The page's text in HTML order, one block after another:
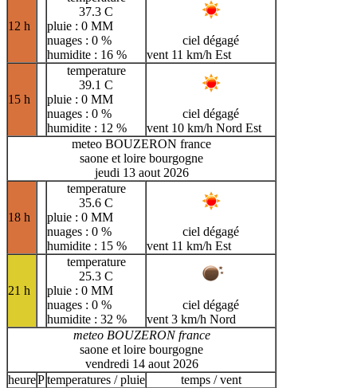
12 h
37.3 C
pluie : 0 MM
nuages : 0 %
humidite : 16 %
ciel dégagé
vent 11 km/h Est
15 h
temperature
39.1 C
pluie : 0 MM
nuages : 0 %
humidite : 12 %
ciel dégagé
vent 10 km/h Nord Est
meteo BOUZERON france
saone et loire bourgogne
jeudi 13 aout 2026
18 h
temperature
35.6 C
pluie : 0 MM
nuages : 0 %
humidite : 15 %
ciel dégagé
vent 11 km/h Est
21 h
temperature
25.3 C
pluie : 0 MM
nuages : 0 %
humidite : 32 %
ciel dégagé
vent 3 km/h Nord
meteo BOUZERON france
saone et loire bourgogne
vendredi 14 aout 2026
heurePtemperatures / pluie temps / vent